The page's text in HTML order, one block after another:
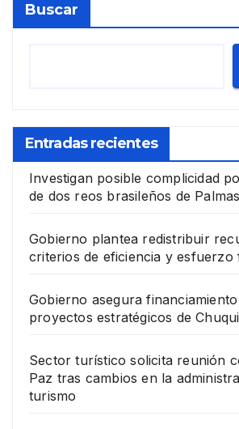
Buscar
Entradas recientes
Investigan posible complicidad
de dos reos brasileños de
Gobierno plantea redistribuir
criterios de eficiencia y esfuerzo
Gobierno asegura
proyectos estratégicos de
Sector turístico solicita reunión
Paz tras cambios en la
turismo